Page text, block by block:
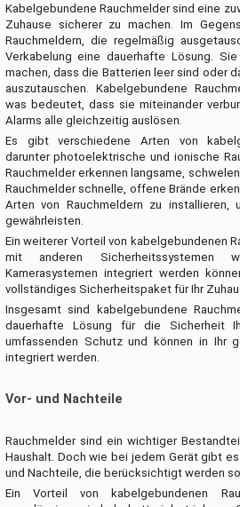
Kabelgebundene Rauchmelder sind eine
Zuhause sicherer zu machen. Im
Rauchmeldern, die regelmäßig
Verkabelung eine dauerhafte Lösung.
machen, dass die Batterien leer sind oder
auszutauschen. Kabelgebundene
was bedeutet, dass sie miteinander
Alarms alle gleichzeitig auslösen.
Es gibt verschiedene Arten von
darunter photoelektrische und ionische
Rauchmelder erkennen langsame,
Rauchmelder schnelle, offene Brände
Arten von Rauchmeldern zu installieren,
gewährleisten.
Ein weiterer Vorteil von kabelgebundenen
mit anderen Sicherheitssystemen
Kamerasystemen integriert werden
vollständiges Sicherheitspaket für Ihr
Insgesamt sind kabelgebundene
dauerhafte Lösung für die Sicherheit
umfassenden Schutz und können in Ihr
integriert werden.
Vor- und Nachteile
Rauchmelder sind ein wichtiger
Haushalt. Doch wie bei jedem Gerät gibt
und Nachteile, die berücksichtigt werden
Ein Vorteil von kabelgebundenen